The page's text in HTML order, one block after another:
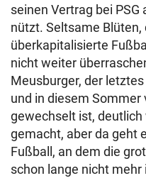
seinen Vertrag bei
nützt. Seltsame
überkapitalisierte
nicht weiter
Meusburger, der
und in diesem Sommer
gewechselt ist,
gemacht, aber da geht
Fußball, an dem die
schon lange nicht